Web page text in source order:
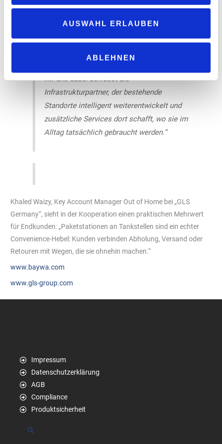
AUSWAHL ERLAUBEN
ABLEHNEN
Dienstleistung um ein Angebot, das das
Empfangen und Versenden von Paketen noch
wir uns dabei bewusst als
Infrastrukturpartner, der bestehende
Standorte intelligent weiterentwickelt und
zusätzliche Services dort schafft, wo sie im
Alltag tatsächlich gebraucht werden.“
Khaled Waizy, Key Account Manager Out of Home bei „GLS
Germany“, sieht in der Kooperation einen praktischen Mehrwert
für Endkunden: „Paketstationen an Tankstellen sind ein echter
Convenience-Hebel: Kunden verbinden Abholung, Versand oder
Retouren mit Wegen, die sie ohnehin machen.“
www.baywa.com
www.gls-group.com
Impressum
Datenschutzerklärung
AGB
Compliance
Produktsicherheit
Suchen